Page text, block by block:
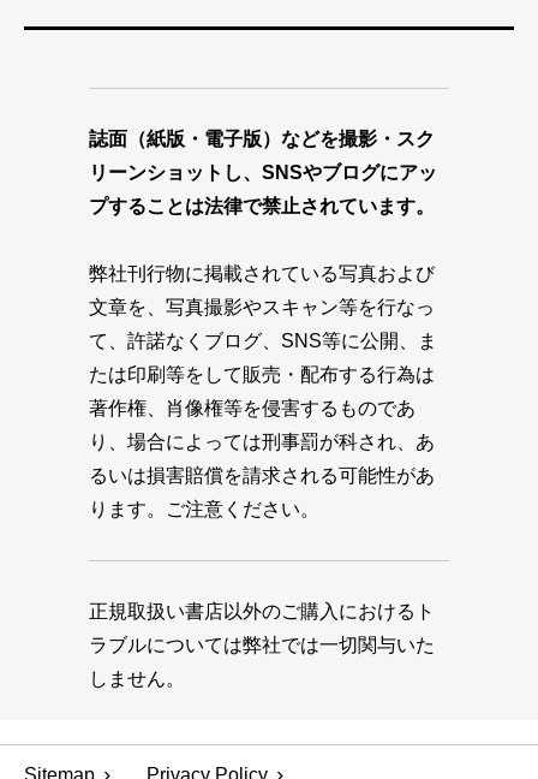
誌面（紙版・電子版）などを撮影・スク
リーンショットし、SNSやブログにアッ
プすることは法律で禁止されています。
弊社刊行物に掲載されている写真および
文章を、写真撮影やスキャン等を行なっ
て、許諾なくブログ、SNS等に公開、ま
たは印刷等をして販売・配布する行為は
著作権、肖像権等を侵害するものであ
り、場合によっては刑事罰が科され、あ
るいは損害賠償を請求される可能性があ
ります。ご注意ください。
正規取扱い書店以外のご購入におけるト
ラブルについては弊社では一切関与いた
しません。
Sitemap Privacy Policy